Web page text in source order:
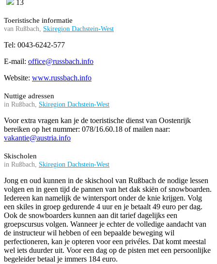
13
Toeristische informatie
van Rußbach, Skiregion Dachstein-West
Tel: 0043-6242-577
E-mail: office@russbach.info
Website: www.russbach.info
Nuttige adressen
in Rußbach, Skiregion Dachstein-West
Voor extra vragen kan je de toeristische dienst van Oostenrijk
bereiken op het nummer: 078/16.60.18 of mailen naar:
vakantie@austria.info
Skischolen
in Rußbach, Skiregion Dachstein-West
Jong en oud kunnen in de skischool van Rußbach de nodige lessen
volgen en in geen tijd de pannen van het dak skiën of snowboarden.
Iedereen kan namelijk de wintersport onder de knie krijgen. Volg
een skiles in groep gedurende 4 uur en je betaalt 49 euro per dag.
Ook de snowboarders kunnen aan dit tarief dagelijks een
groepscursus volgen. Wanneer je echter de volledige aandacht van
de instructeur wil hebben of een bepaalde beweging wil
perfectioneren, kan je opteren voor een privéles. Dat komt meestal
wel iets duurder uit. Voor een dag op de pisten met een persoonlijke
begeleider betaal je immers 184 euro.